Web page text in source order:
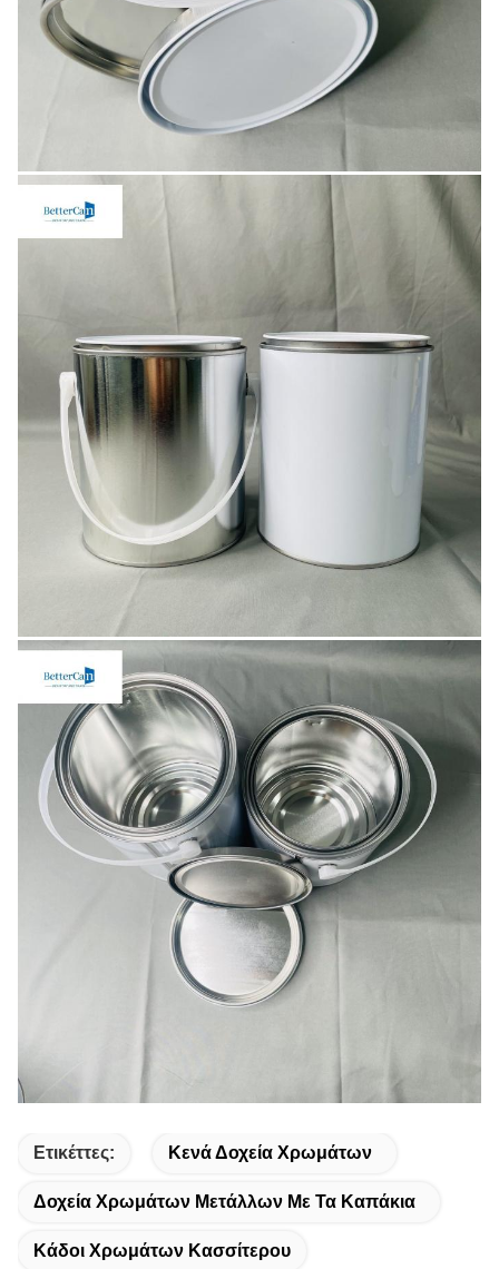
Ετικέττες: Κενά Δοχεία Χρωμάτων
Δοχεία Χρωμάτων Μετάλλων Με Τα Καπάκια
Κάδοι Χρωμάτων Κασσίτερου